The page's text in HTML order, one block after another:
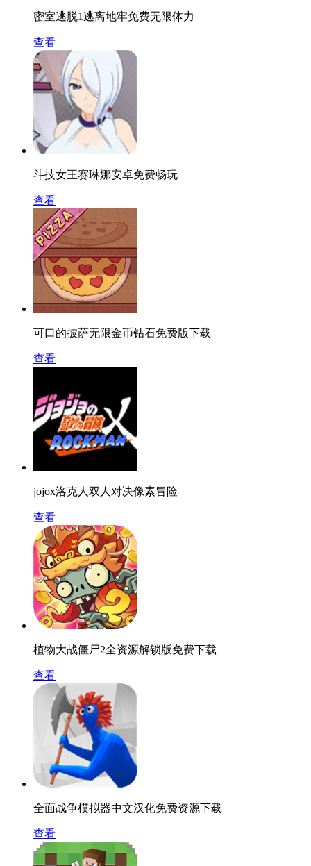
密室逃脱1逃离地牢免费无限体力
查看
斗技女王赛琳娜安卓免费畅玩
查看
可口的披萨无限金币钻石免费版下载
查看
jojox洛克人双人对决像素冒险
查看
植物大战僵尸2全资源解锁版免费下载
查看
全面战争模拟器中文汉化免费资源下载
查看